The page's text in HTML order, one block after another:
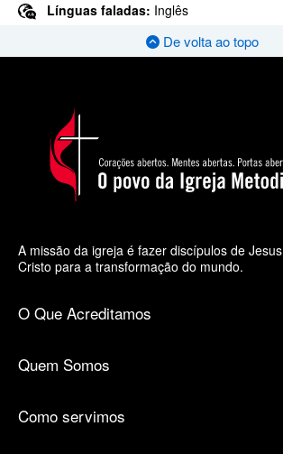
Línguas faladas: Inglês
De volta ao topo
A missão da igreja é fazer discípulos de Jesus
Cristo para a transformação do mundo.
O Que Acreditamos
Quem Somos
Como servimos